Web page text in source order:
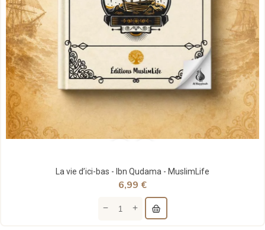
La vie d’ici-bas - Ibn Qudama - MuslimLife
6,99 €